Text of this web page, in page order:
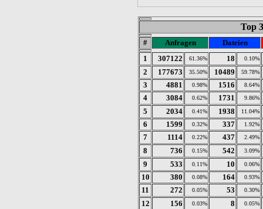
Top
# Anfragen
Dateien
1
307122 61.36% 18 0.10%
2 177673 35.50% 10489 59.78%
3 4881 0.98% 1516 8.64%
4 3084 0.62% 1731 9.86%
5 2034 0.41% 1938 11.04%
6 1599 0.32% 337 1.92%
7 1114 0.22% 437 2.49%
8 736 0.15% 542 3.09%
9 533 0.11% 10 0.06%
10 380 0.08% 164 0.93%
11 272 0.05% 53 0.30%
12 156 0.03% 8 0.05%